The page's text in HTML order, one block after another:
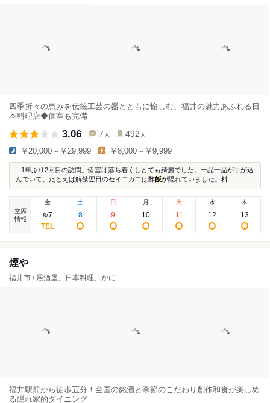
四季折々の恵みを伝統工芸の器とともに愉しむ、福井の魅力あふれる日
本料理店◆個室も完備
3.06 7 人 492 人
￥20,000～￥29,999 ￥8,000～￥9,999
...1年ぶり2回目の訪問。個室は落ち着くしとても綺麗でした。一品一品が手が込
んでいて、たとえば解禁翌日のセイコガニは酢飯が隠れていました。料...
空席
情報
金
8/7
土
8
日
9
月
10
火
11
水
12
木
13
煙や
福井市 / 居酒屋、日本料理、かに
福井駅前から徒歩五分！全国の銘酒と季節のこだわり創作和食が楽しめ
る隠れ家的ダイニング